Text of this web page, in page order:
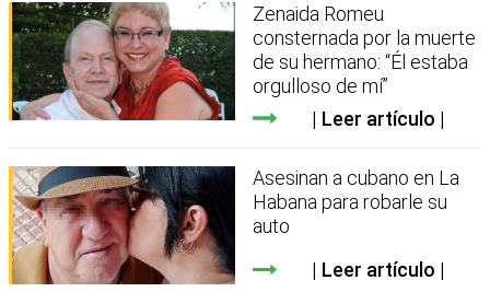
Zenaida Romeu
consternada por la muerte
de su hermano: “Él estaba
orgulloso de mí”
Leer artículo
Asesinan a cubano en La
Habana para robarle su
auto
Leer artículo